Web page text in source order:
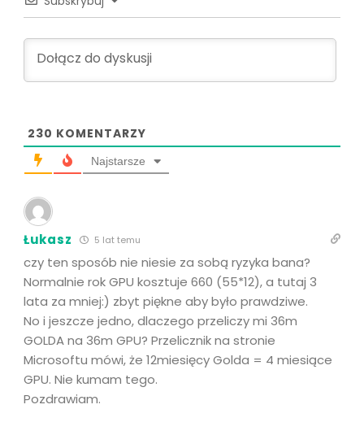
230 KOMENTARZY
Najstarsze
Łukasz 5 lat temu
czy ten sposób nie niesie za sobą ryzyka bana?
Normalnie rok GPU kosztuje 660 (55*12), a tutaj 3
lata za mniej:) zbyt piękne aby było prawdziwe.
No i jeszcze jedno, dlaczego przeliczy mi 36m
GOLDA na 36m GPU? Przelicznik na stronie
Microsoftu mówi, że 12miesięcy Golda = 4 miesiące
GPU. Nie kumam tego.
Pozdrawiam.